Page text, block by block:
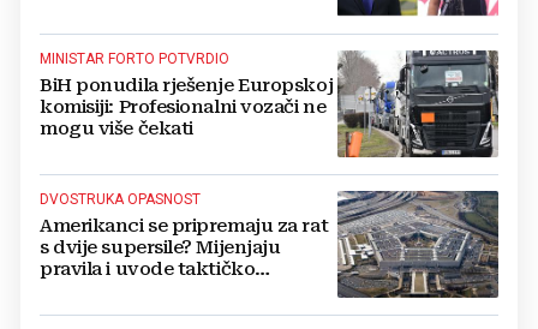
MINISTAR FORTO POTVRDIO
BiH ponudila rješenje Europskoj
komisiji: Profesionalni vozači ne
mogu više čekati
DVOSTRUKA OPASNOST
Amerikanci se pripremaju za rat
s dvije supersile? Mijenjaju
pravila i uvode taktičko